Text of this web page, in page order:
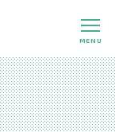
MENU